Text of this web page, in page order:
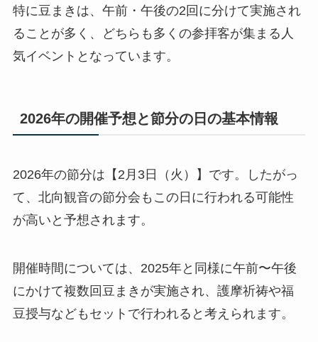
特に豆まきは、午前・午後の2回に分けて実施され
ることが多く、どちらも多くの参拝客が集まる人
気イベントとなっています。
2026年の開催予想と節分の日の基本情報
2026年の節分は【2月3日（火）】です。したがっ
て、北向観音の節分会もこの日に行われる可能性
が高いと予想されます。
開催時間については、2025年と同様に午前〜午後
にかけて複数回豆まきが実施され、護摩祈祷や福
豆授与などもセットで行われると考えられます。